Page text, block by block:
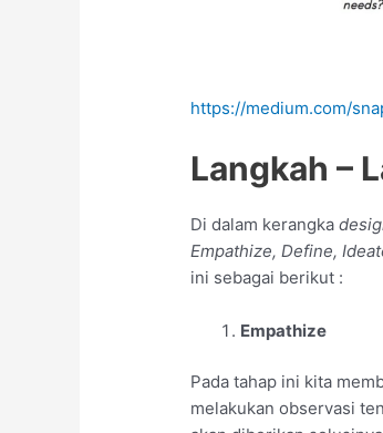
https://medium.com/
Langkah –
Di dalam kerangka
Empathize, Define,
ini sebagai berikut :
Empathize
Pada tahap ini kita
melakukan observasi